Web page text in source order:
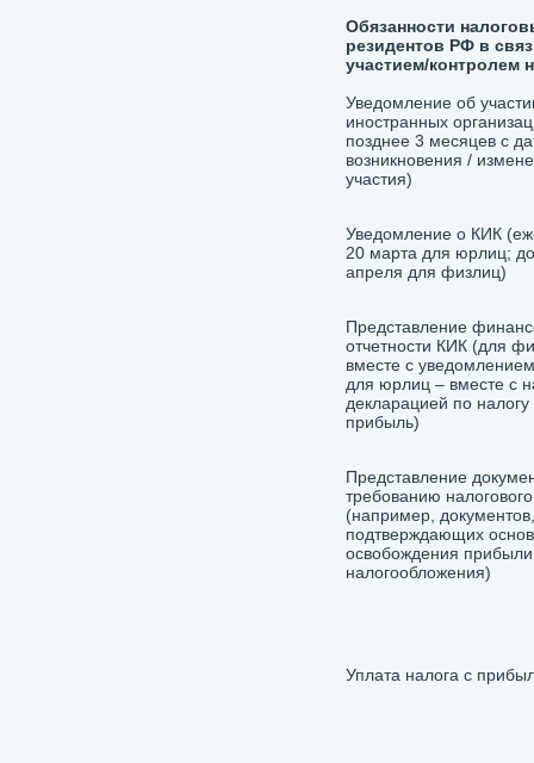
Обязанности
резидентов РФ в
участием/контролем
Уведомление об
иностранных
позднее 3 месяцев с
возникновения /
участия)
Уведомление о КИК
20 марта для юрлиц;
апреля для физлиц)
Представление
отчетности КИК (для
вместе с
для юрлиц – вместе с
декларацией по налогу
прибыль)
Представление
требованию
(например, документов,
подтверждающих
освобождения
налогообложения)
Уплата налога с